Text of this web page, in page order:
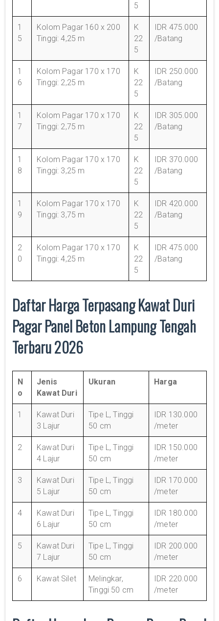
5
1
5
Kolom Pagar 160 x 200
Tinggi: 4,25 m
K
22
5
IDR 475.000
/Batang
1
6
Kolom Pagar 170 x 170
Tinggi: 2,25 m
K
22
5
IDR 250.000
/Batang
1
7
Kolom Pagar 170 x 170
Tinggi: 2,75 m
K
22
5
IDR 305.000
/Batang
1
8
Kolom Pagar 170 x 170
Tinggi: 3,25 m
K
22
5
IDR 370.000
/Batang
1
9
Kolom Pagar 170 x 170
Tinggi: 3,75 m
K
22
5
IDR 420.000
/Batang
2
0
Kolom Pagar 170 x 170
Tinggi: 4,25 m
K
22
5
IDR 475.000
/Batang
Daftar Harga Terpasang Kawat Duri
Pagar Panel Beton Lampung Tengah
Terbaru 2026
N
o
Jenis
Kawat Duri
Ukuran Harga
1
Kawat Duri
3 Lajur
Tipe L, Tinggi
50 cm
IDR 130.000
/meter
2
Kawat Duri
4 Lajur
Tipe L, Tinggi
50 cm
IDR 150.000
/meter
3
Kawat Duri
5 Lajur
Tipe L, Tinggi
50 cm
IDR 170.000
/meter
4
Kawat Duri
6 Lajur
Tipe L, Tinggi
50 cm
IDR 180.000
/meter
5
Kawat Duri
7 Lajur
Tipe L, Tinggi
50 cm
IDR 200.000
/meter
6 Kawat Silet
Melingkar,
Tinggi 50 cm
IDR 220.000
/meter